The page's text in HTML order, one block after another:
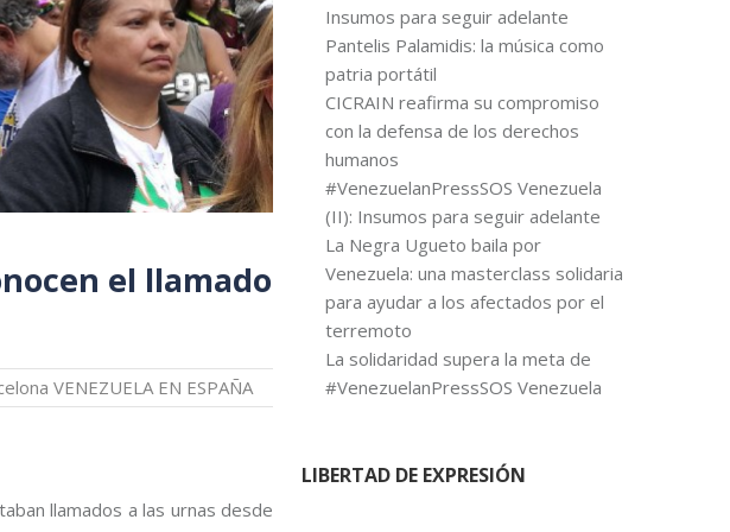
el llamado
VENEZUELA EN ESPAÑA
llamados a las urnas desde
Insumos para seguir adelante
Pantelis Palamidis: la música como
patria portátil
CICRAIN reafirma su compromiso
con la defensa de los derechos
humanos
#VenezuelanPressSOS Venezuela
(II): Insumos para seguir adelante
La Negra Ugueto baila por
Venezuela: una masterclass solidaria
para ayudar a los afectados por el
terremoto
La solidaridad supera la meta de
#VenezuelanPressSOS Venezuela
LIBERTAD DE EXPRESIÓN